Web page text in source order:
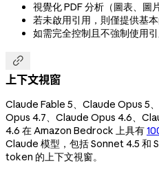
視覺化 PDF 分析（圖表、圖
若未啟用引用，則僅提供基
如需完全控制且不強制使用

上下文視窗
Claude Fable 5、Claude Opus 5
Opus 4.7、Claude Opus 4.6、
4.6 在 Amazon Bedrock 上具有
Claude 模型，包括 Sonnet 4.5 和
token 的上下文視窗。